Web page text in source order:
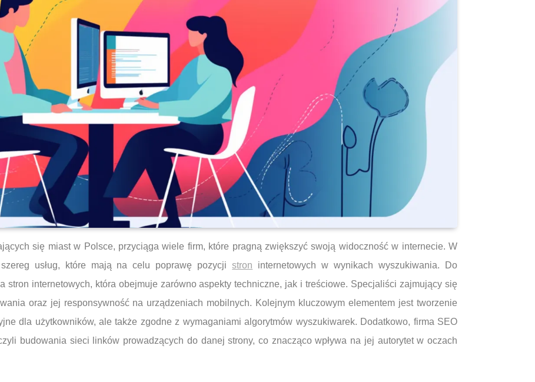
się miast w Polsce, przyciąga wiele firm, które pragną zwiększyć swoją widoczność w internecie. W
usług, które mają na celu poprawę pozycjistron internetowych w wynikach wyszukiwania. Do
stron internetowych, która obejmuje zarówno aspekty techniczne, jak i treściowe. Specjaliści zajmujący się
oraz jej responsywność na urządzeniach mobilnych. Kolejnym kluczowym elementem jest tworzenie
dla użytkowników, ale także zgodne z wymaganiami algorytmów wyszukiwarek. Dodatkowo, firma SEO
budowania sieci linków prowadzących do danej strony, co znacząco wpływa na jej autorytet w oczach